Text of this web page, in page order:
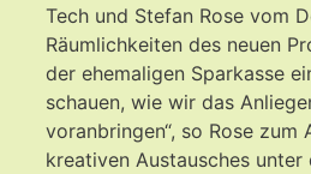
Tech und Stefan Rose vom
Räumlichkeiten des neuen
der ehemaligen Sparkasse
schauen, wie wir das
voranbringen“, so Rose zum
kreativen Austausches unter